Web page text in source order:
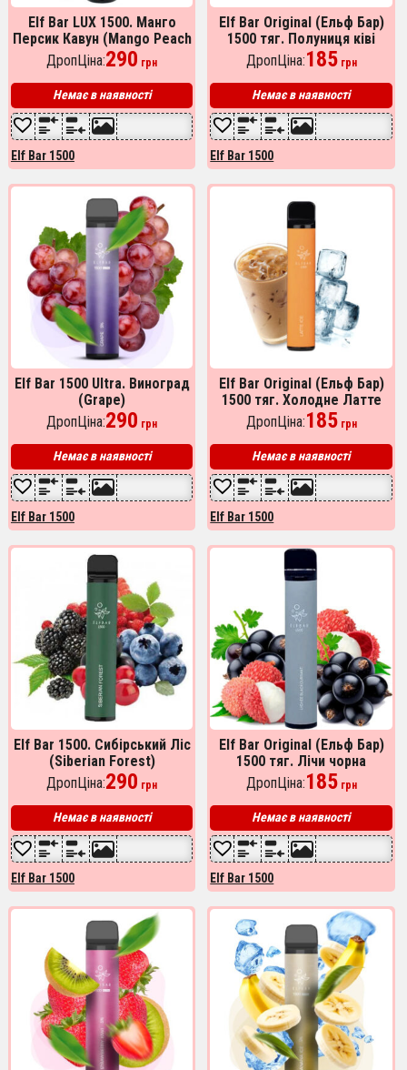
Elf Bar LUX 1500. Манго
Персик Кавун (Mango Peach
Watermelon)
ДропЦіна:290 грн
Немає в наявності
Elf Bar 1500
Elf Bar Original (Ельф Бар)
1500 тяг. Полуниця ківі
(Strawberry Kiwi)
ДропЦіна:185грн
Немає в наявності
Elf Bar 1500
Elf Bar 1500 Ultra. Виноград
(Grape)
ДропЦіна:290 грн
Немає в наявності
Elf Bar 1500
Elf Bar Original (Ельф Бар)
1500 тяг. Холодне Латте
(Latte ice)
ДропЦіна:185грн
Немає в наявності
Elf Bar 1500
Elf Bar 1500. Сибірський Ліс
(Siberian Forest)
ДропЦіна:290 грн
Немає в наявності
Elf Bar 1500
Elf Bar Original (Ельф Бар)
1500 тяг. Лічи чорна
смородина (Lychee
blackcurrant)
ДропЦіна:185грн
Немає в наявності
Elf Bar 1500